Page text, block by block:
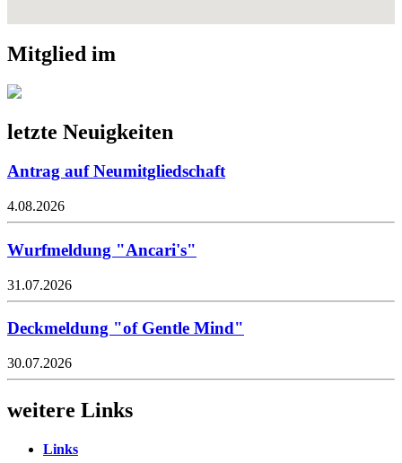
Mitglied im
letzte Neuigkeiten
Antrag auf Neumitgliedschaft
4.08.2026
Wurfmeldung "Ancari's"
31.07.2026
Deckmeldung "of Gentle Mind"
30.07.2026
weitere Links
Links